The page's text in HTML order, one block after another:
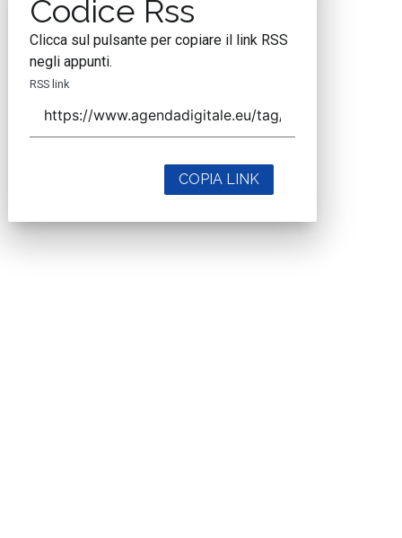
Codice Rss
Clicca sul pulsante per copiare il link RSS
negli appunti.
RSS link
COPIA LINK